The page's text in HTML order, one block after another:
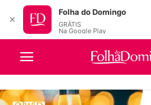
✕
Folha do Domingo
GRÁTIS
Na Google Play